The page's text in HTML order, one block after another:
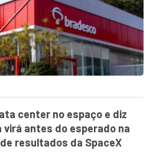
center no espaço e diz
antes do esperado na
resultados da SpaceX